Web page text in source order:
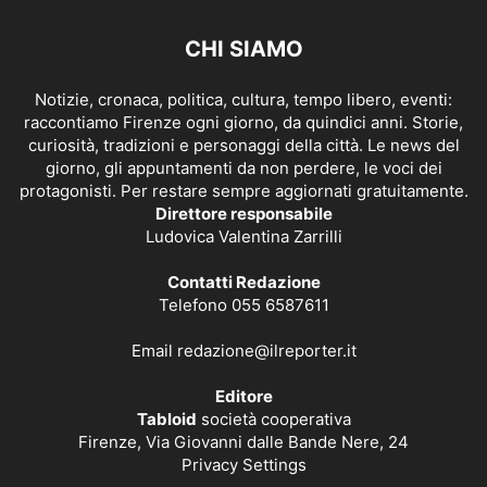
CHI SIAMO
Notizie, cronaca, politica, cultura, tempo libero, eventi:
raccontiamo Firenze ogni giorno, da quindici anni. Storie,
curiosità, tradizioni e personaggi della città. Le news del
giorno, gli appuntamenti da non perdere, le voci dei
protagonisti. Per restare sempre aggiornati gratuitamente.
Direttore responsabile
Ludovica Valentina Zarrilli
Contatti Redazione
Telefono 055 6587611
Email redazione@ilreporter.it
Editore
Tabloid società cooperativa
Firenze, Via Giovanni dalle Bande Nere, 24
Privacy Settings